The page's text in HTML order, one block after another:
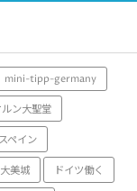
mini-tipp-germany
ン大聖堂
スペイン
美城 ドイツ働く